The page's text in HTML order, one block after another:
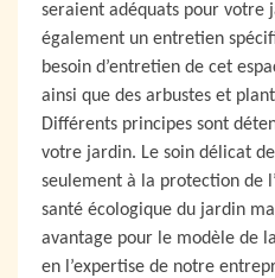
seraient adéquats pour votre
également un entretien
besoin d’entretien de cet
ainsi que des arbustes et
Différents principes sont
votre jardin. Le soin délicat
seulement à la protection de
santé écologique du jardin
avantage pour le modèle de
en l’expertise de notre